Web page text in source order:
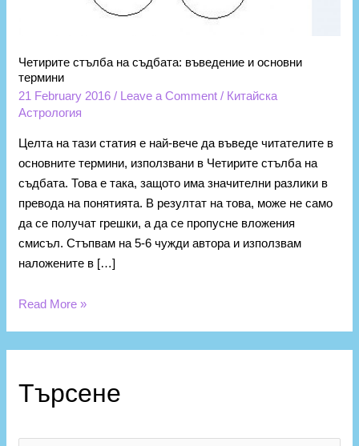
Четирите стълба на съдбата: въведение и основни
термини
21 February 2016/ Leave a Comment / Китайска
Астрология
Целта на тази статия е най-вече да въведе читателите в
основните термини, използвани в Четирите стълба на
съдбата. Това е така, защото има значителни разлики в
превода на понятията. В резултат на това, може не само
да се получат грешки, а да се пропусне вложения
смисъл. Стъпвам на 5-6 чужди автора и използвам
наложените в […]
Read More »
Търсене
а